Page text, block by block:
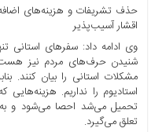
چند
رسانه
ارتباط
حذف تشریفات و هزینه‌های
اقشار آسیب‌پذیر
وی ادامه داد: سفرهای استانی
شنیدن حرف‌های مردم نیز
مشکلات استانی را بیان کنند.
استادیوم را نداریم.
تحمیل می‌شد احصا می‌شود و
تعلق می‌گیرد.